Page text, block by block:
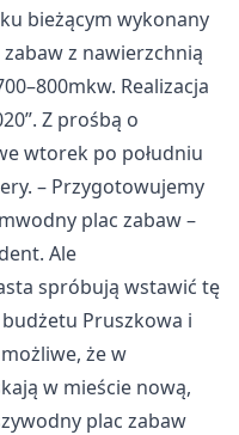
bieżącym wykonany
z nawierzchnią
Realizacja
Z prośbą o
wtorek po południu
– Przygotowujemy
plac zabaw –
Ale
spróbują wstawić tę
Pruszkowa i
że w
w mieście nową,
plac zabaw